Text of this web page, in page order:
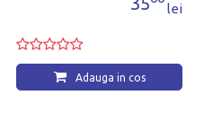
Lascar, Maria Lupu, Liliana Paicu
lei
Adauga in cos